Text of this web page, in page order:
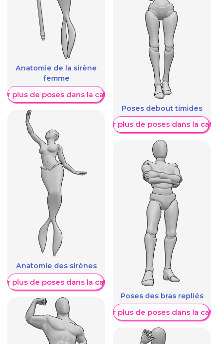
Anatomie de la sirène
femme
plus de poses dans la catégorie
Anatomie des sirènes
plus de poses dans la catégorie
Poses debout timides
Afficher plus de poses dans la
Poses des bras repliés
Afficher plus de poses dans la